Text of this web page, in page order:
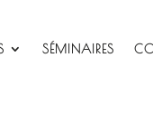
SÉMINAIRES